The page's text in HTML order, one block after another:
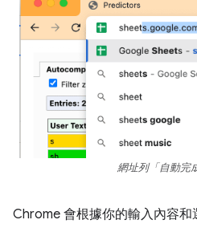
網址列「自動完
Chrome 會根據你的輸入內容